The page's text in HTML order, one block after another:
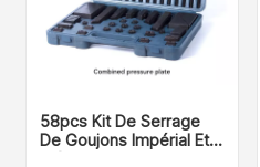
58pcs Kit De Serrage
De Goujons Impérial Et